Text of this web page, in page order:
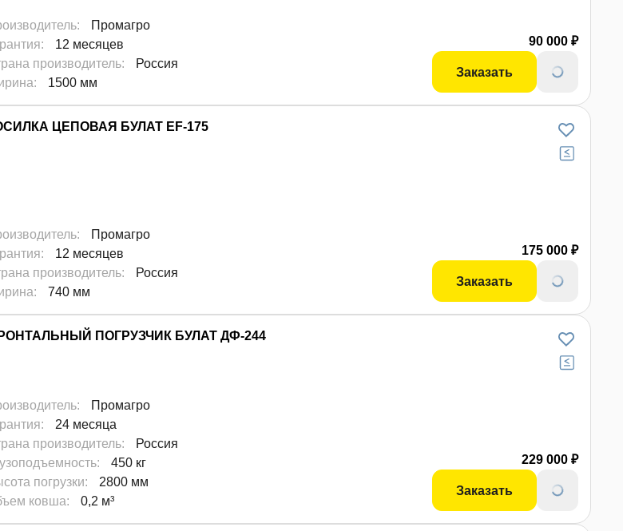
который заботится о качестве и эффективности вашей ежедневной работы. Убедитесь в этом
для роста и развития!
:
Промагро
:
12 месяцев
производитель:
Россия
: 1500 мм
90 000 ₽
Заказать
ЦЕПОВАЯ БУЛАТ EF-175
:
Промагро
:
12 месяцев
производитель:
Россия
: 740 мм
175 000 ₽
Заказать
ПОГРУЗЧИК БУЛАТ ДФ-244
:
Промагро
:
24 месяца
производитель:
Россия
:
450 кг
погрузки:
2800 мм
ковша: 0,2 м³
229 000 ₽
Заказать